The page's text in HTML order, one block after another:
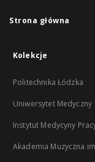
Strona główna
Kolekcje
Politechnika Łódzka
Uniwersytet Medyczny
Instytut Medycyny
Akademia Muzyczna